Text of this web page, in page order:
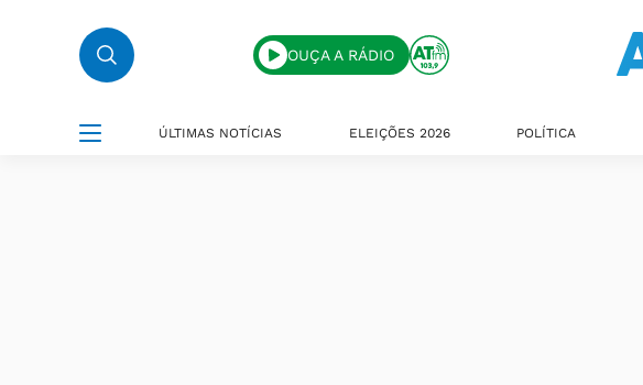
OUÇA A RÁDIO
ÚLTIMAS NOTÍCIAS ELEIÇÕES 2026 POLÍTICA